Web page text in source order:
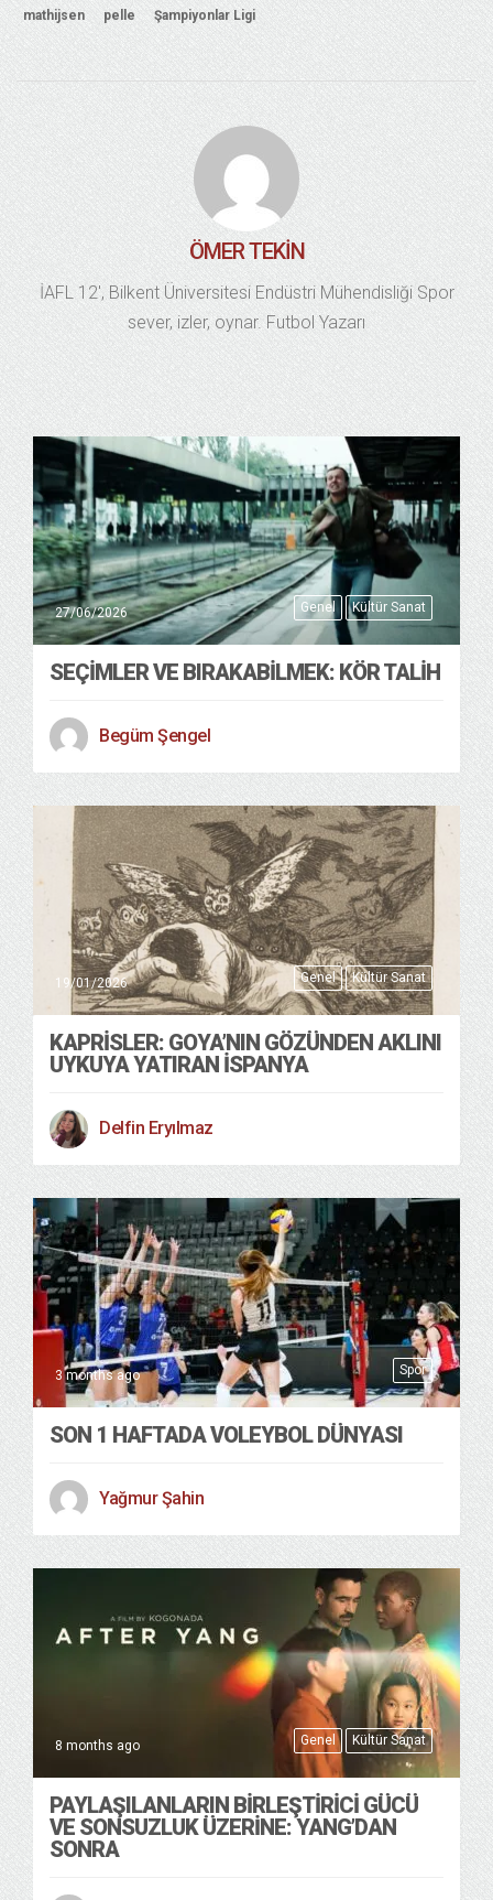
mathijsen pelle Şampiyonlar Ligi
ÖMER TEKİN
İAFL 12', Bilkent Üniversitesi Endüstri Mühendisliği Spor
sever, izler, oynar. Futbol Yazarı
Genel Kültür Sanat
27/06/2026
SEÇIMLER VE BIRAKABILMEK: KÖR TALIH
Begüm Şengel
Genel Kültür Sanat
19/01/2026
KAPRISLER: GOYA’NIN GÖZÜNDEN AKLINI
UYKUYA YATIRAN İSPANYA
Delfin Eryılmaz
Spor
3 months ago
SON 1 HAFTADA VOLEYBOL DÜNYASI
Yağmur Şahin
Genel Kültür Sanat
8 months ago
PAYLAŞILANLARIN BIRLEŞTIRICI GÜCÜ
VE SONSUZLUK ÜZERINE: YANG’DAN
SONRA